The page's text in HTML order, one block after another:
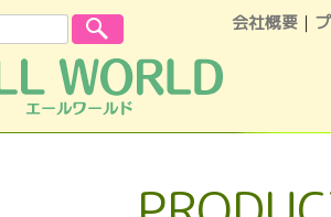
会社概要 ｜